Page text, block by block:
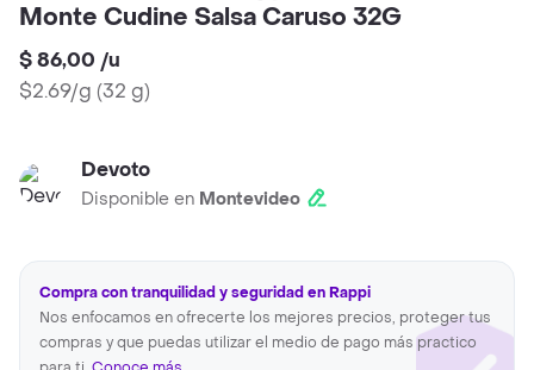
Monte Cudine Salsa Caruso 32G
$ 86,00 /u
$2.69/g (32 g)
Devoto
Disponible en Montevideo
Compra con tranquilidad y seguridad en Rappi
Nos enfocamos en ofrecerte los mejores precios, proteger tus
compras y que puedas utilizar el medio de pago más practico